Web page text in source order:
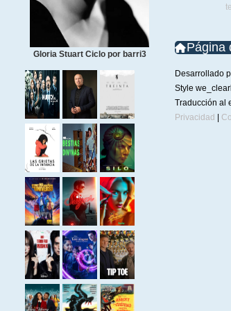
Gloria Stuart Ciclo por barri3
Página
Desarrollado
Style
Traducción al
Privacidad